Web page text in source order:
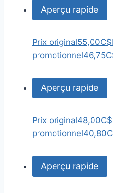
Aperçu rapide
Prix original55,00C$
promotionnel
Aperçu rapide
Prix original48,00C$
promotionnel
Aperçu rapide